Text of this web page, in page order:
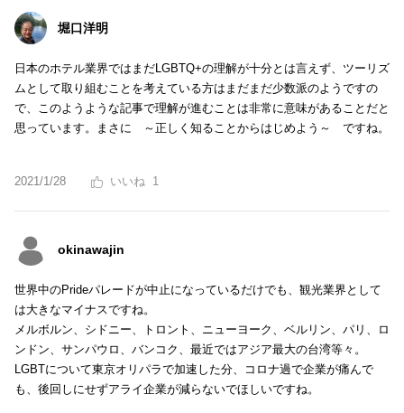
堀口洋明
日本のホテル業界ではまだLGBTQ+の理解が十分とは言えず、ツーリズ
ムとして取り組むことを考えている方はまだまだ少数派のようですの
で、このようような記事で理解が進むことは非常に意味があることだと
思っています。まさに ～正しく知ることからはじめよう～ ですね。
2021/1/28 1
okinawajin
世界中のPrideパレードが中止になっているだけでも、観光業界として
は大きなマイナスですね。
メルボルン、シドニー、トロント、ニューヨーク、ベルリン、パリ、ロ
ンドン、サンパウロ、バンコク、最近ではアジア最大の台湾等々。
LGBTについて東京オリパラで加速した分、コロナ過で企業が痛んで
も、後回しにせずアライ企業が減らないでほしいですね。